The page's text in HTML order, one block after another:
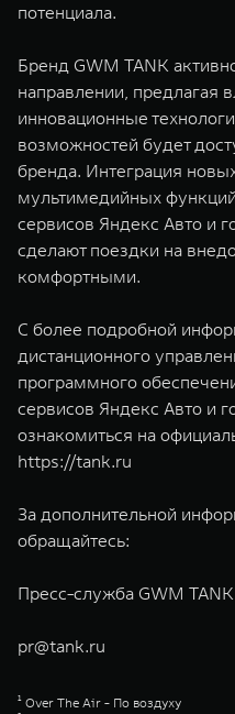
потенциала.
Бренд GWM TANK
направлении, предлагая
инновационные
возможностей будет
бренда. Интеграция
мультимедийных
сервисов Яндекс Авто и
сделают поездки на
комфортными.
С более подробной
дистанционного
программного
сервисов Яндекс Авто и
ознакомиться на
https://tank.ru
За дополнительной
обращайтесь:
Пресс-служба GWM TANK
pr@tank.ru
¹ Over The Air - По воздуху